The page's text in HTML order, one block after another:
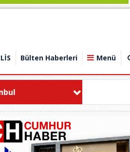
Bülten Haberleri Menü